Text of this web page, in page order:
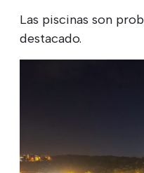
Las piscinas son
destacado.